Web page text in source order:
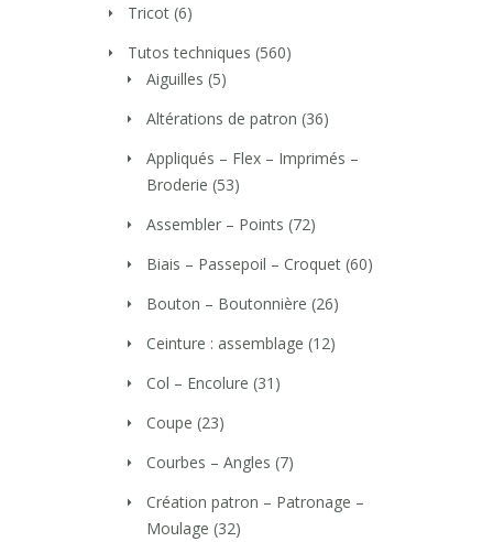
Tricot (6)
Tutos techniques (560)
Aiguilles (5)
Altérations de patron (36)
Appliqués – Flex – Imprimés –
Broderie (53)
Assembler – Points (72)
Biais – Passepoil – Croquet (60)
Bouton – Boutonnière (26)
Ceinture : assemblage (12)
Col – Encolure (31)
Coupe (23)
Courbes – Angles (7)
Création patron – Patronage –
Moulage (32)